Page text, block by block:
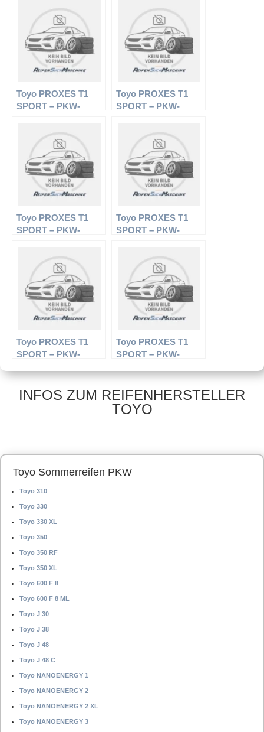
Toyo PROXES T1
SPORT – PKW-
Toyo PROXES T1
SPORT – PKW-
Toyo PROXES T1
SPORT – PKW-
Toyo PROXES T1
SPORT – PKW-
Toyo PROXES T1
SPORT – PKW-
93Y – Sommerreifen
Toyo PROXES T1
SPORT – PKW-
91 Y – Sommerreifen
INFOS ZUM REIFENHERSTELLER
TOYO
Toyo Sommerreifen PKW
Toyo 310
Toyo 330
Toyo 330 XL
Toyo 350
Toyo 350 RF
Toyo 350 XL
Toyo 600 F 8
Toyo 600 F 8 ML
Toyo J 30
Toyo J 38
Toyo J 48
Toyo J 48 C
Toyo NANOENERGY 1
Toyo NANOENERGY 2
Toyo NANOENERGY 2 XL
Toyo NANOENERGY 3